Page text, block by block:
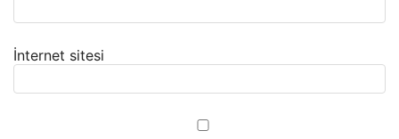
İnternet sitesi